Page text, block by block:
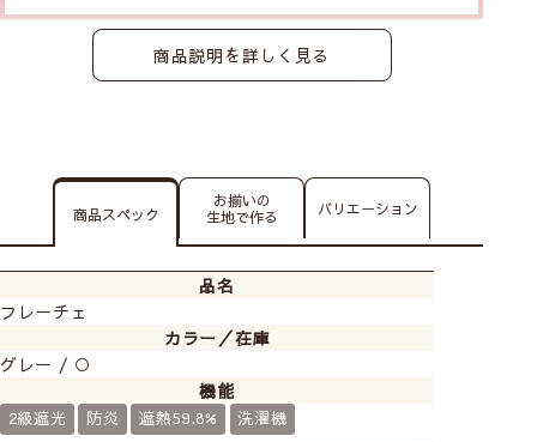
商品説明を詳しく見る
商品スペック
お揃いの
生地で作る
バリエーション
品名
フレーチェ
カラー／在庫
グレー / ○
機能
2級遮光 防炎 遮熱59.8% 洗濯機